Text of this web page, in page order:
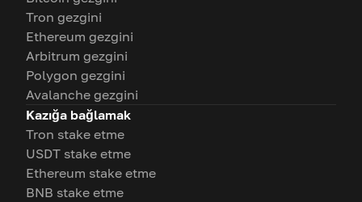
Tron gezgini
Ethereum gezgini
Arbitrum gezgini
Polygon gezgini
Avalanche gezgini
Kazığa bağlamak
Tron stake etme
USDT stake etme
Ethereum stake etme
BNB stake etme